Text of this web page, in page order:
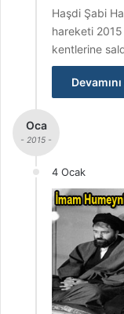
Haşdi Şabi
hareketi
kentlerine
Oca
- 2015 -
4 Ocak